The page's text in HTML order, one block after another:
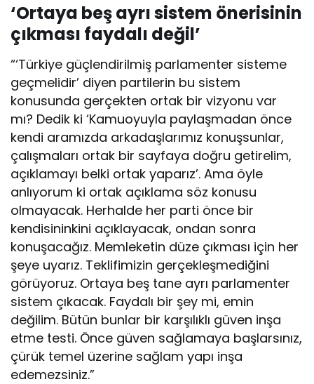
‘Ortaya beş ayrı sistem önerisinin
çıkması faydalı değil’
“‘Türkiye güçlendirilmiş parlamenter sisteme
geçmelidir’ diyen partilerin bu sistem
konusunda gerçekten ortak bir vizyonu var
mı? Dedik ki ‘Kamuoyuyla paylaşmadan önce
kendi aramızda arkadaşlarımız konuşsunlar,
çalışmaları ortak bir sayfaya doğru getirelim,
açıklamayı belki ortak yaparız’. Ama öyle
anlıyorum ki ortak açıklama söz konusu
olmayacak. Herhalde her parti önce bir
kendisininkini açıklayacak, ondan sonra
konuşacağız. Memleketin düze çıkması için her
şeye uyarız. Teklifimizin gerçekleşmediğini
görüyoruz. Ortaya beş tane ayrı parlamenter
sistem çıkacak. Faydalı bir şey mi, emin
değilim. Bütün bunlar bir karşılıklı güven inşa
etme testi. Önce güven sağlamaya başlarsınız,
çürük temel üzerine sağlam yapı inşa
edemezsiniz.”